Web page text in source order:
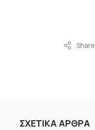
Share
ΣΧΕΤΙΚΑ ΑΡΘΡΑ